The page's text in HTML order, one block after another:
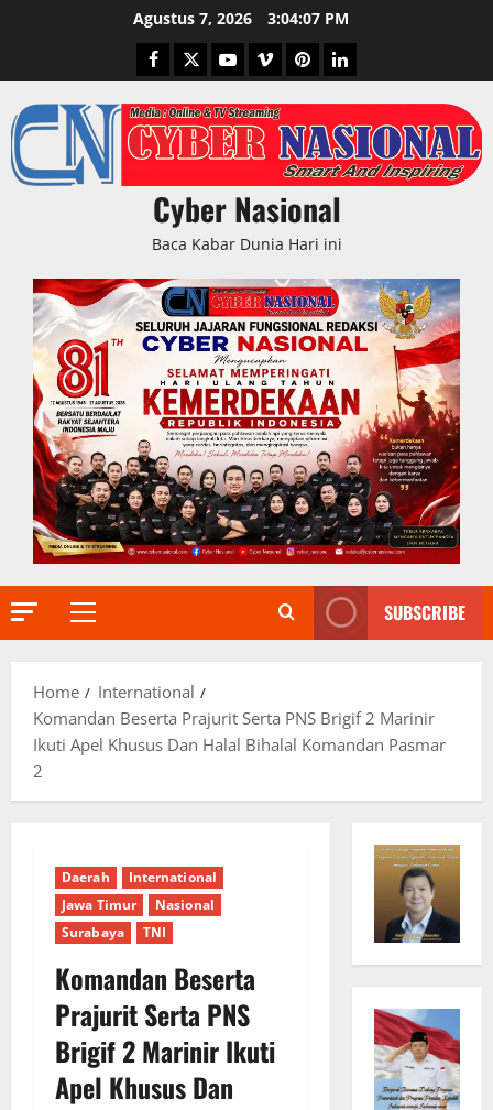
Agustus 7, 2026 3:04:08 PM
Facebook
TwitterYoutubeVimeoPinterestLinkedIn
Cyber Nasional
Baca Kabar Dunia Hari ini
Primary
SUBSCRIBE
Home
International
Komandan Beserta Prajurit Serta PNS Brigif 2 Marinir
Ikuti Apel Khusus Dan Halal Bihalal Komandan Pasmar
2
Daerah
International
Jawa Timur
Nasional
Surabaya
TNI
Komandan Beserta
Prajurit Serta PNS
Brigif 2 Marinir Ikuti
Apel Khusus Dan